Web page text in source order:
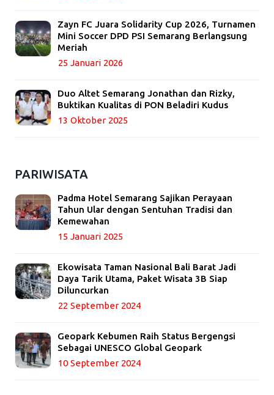
Zayn FC Juara Solidarity Cup 2026, Turnamen
Mini Soccer DPD PSI Semarang Berlangsung
Meriah
25 Januari 2026
Duo Altet Semarang Jonathan dan Rizky,
Buktikan Kualitas di PON Beladiri Kudus
13 Oktober 2025
PARIWISATA
Padma Hotel Semarang Sajikan Perayaan
Tahun Ular dengan Sentuhan Tradisi dan
Kemewahan
15 Januari 2025
Ekowisata Taman Nasional Bali Barat Jadi
Daya Tarik Utama, Paket Wisata 3B Siap
Diluncurkan
22 September 2024
Geopark Kebumen Raih Status Bergengsi
Sebagai UNESCO Global Geopark
10 September 2024